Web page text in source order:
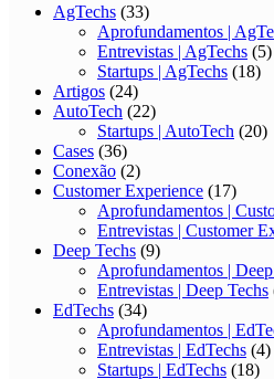
AgTechs (33)
Aprofundamentos |
Entrevistas | AgTechs (5)
Startups | AgTechs (18)
Artigos (24)
AutoTech (22)
Startups | AutoTech (20)
Cases (36)
Conexão (2)
Customer Experience (17)
Aprofundamentos |
Entrevistas | Customer
Deep Techs (9)
Aprofundamentos |
Entrevistas | Deep Techs
EdTechs (34)
Aprofundamentos |
Entrevistas | EdTechs (4)
Startups | EdTechs (18)